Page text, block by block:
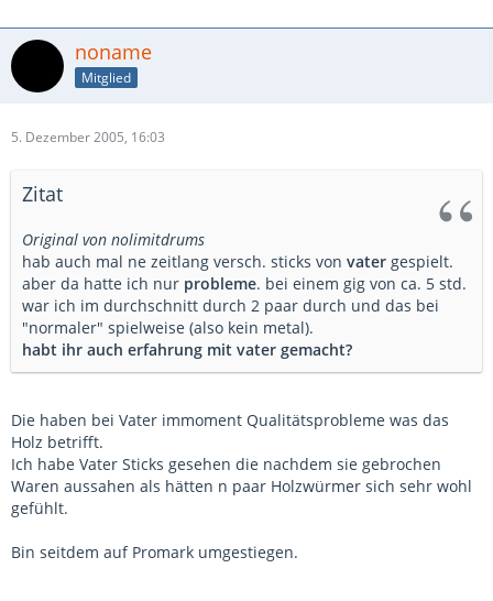
noname
Mitglied
5. Dezember 2005, 16:03
Zitat
Original von nolimitdrums
hab auch mal ne zeitlang versch. sticks von vater gespielt.
aber da hatte ich nur probleme. bei einem gig von ca. 5 std.
war ich im durchschnitt durch 2 paar durch und das bei
"normaler" spielweise (also kein metal).
habt ihr auch erfahrung mit vater gemacht?
Die haben bei Vater immoment Qualitätsprobleme was das
Holz betrifft.
Ich habe Vater Sticks gesehen die nachdem sie gebrochen
Waren aussahen als hätten n paar Holzwürmer sich sehr wohl
gefühlt.
Bin seitdem auf Promark umgestiegen.